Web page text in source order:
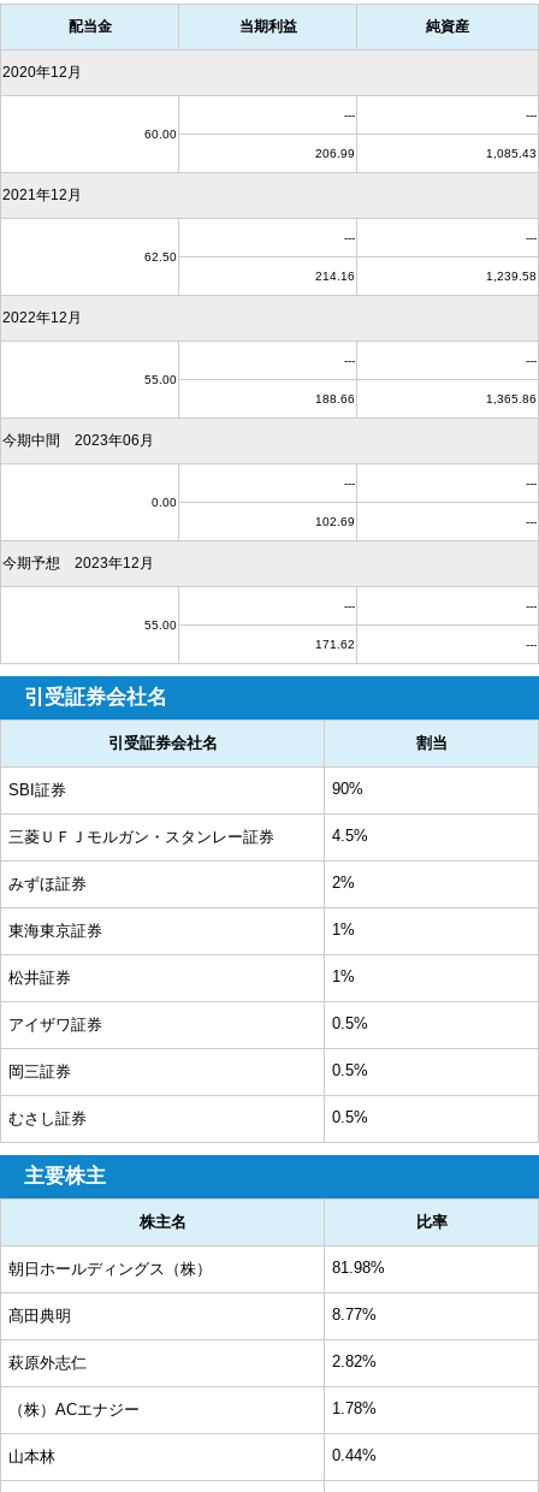
配当金 当期利益 純資産
2020年12月
60.00
--- ---
206.99 1,085.43
2021年12月
62.50
--- ---
214.16 1,239.58
2022年12月
55.00
--- ---
188.66 1,365.86
今期中間 2023年06月
0.00
--- ---
102.69 ---
今期予想 2023年12月
55.00
--- ---
171.62 ---
引受証券会社名
引受証券会社名 割当
SBI証券 90%
三菱ＵＦＪモルガン・スタンレー証券 4.5%
みずほ証券 2%
東海東京証券 1%
松井証券 1%
アイザワ証券 0.5%
岡三証券 0.5%
むさし証券 0.5%
主要株主
株主名 比率
朝日ホールディングス（株） 81.98%
髙田典明 8.77%
萩原外志仁 2.82%
（株）ACエナジー 1.78%
山本林 0.44%